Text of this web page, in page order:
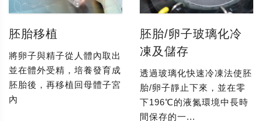
胚胎移植
將卵子與精子從人體內取出
並在體外受精，培養發育成
胚胎後，再移植回母體子宮
內
胚胎/卵子玻璃化冷
凍及儲存
透過玻璃化快速冷凍法使胚
胎/卵子靜止下來，並在零
下196℃的液氮環境中長時
間保存的一...